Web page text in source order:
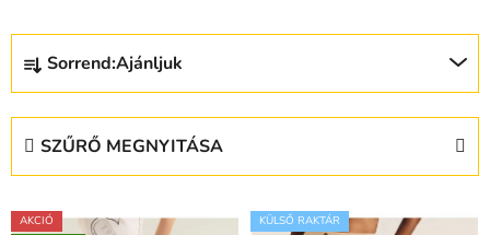
T
r
m
e
Sorrend:Ajánljuk
SZŰRŐ MEGNYITÁSA
TAKCIÓ
KÜLSŐ RAKTÁR